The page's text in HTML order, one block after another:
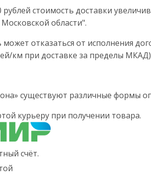
стоимость доставки
области".
может отказаться от исполнения
км при доставке за пределы
существуют различные формы
курьеру при получении товара.
счёт.